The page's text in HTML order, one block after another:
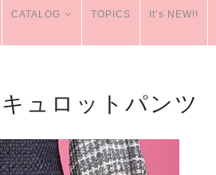
CATALOG TOPICS It’s NEW!!
ュロットパンツ